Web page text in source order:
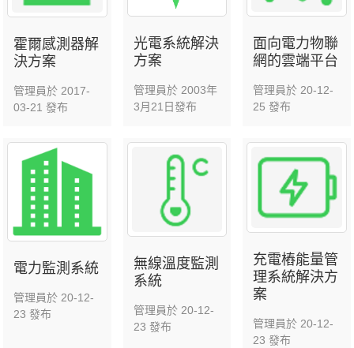
霍爾感測器解
決方案
管理員於 2017-
03-21 發布
光電系統解決
方案
管理員於 2003年
3月21日發布
面向電力物聯
網的雲端平台
管理員於 20-12-
25 發布
電力監測系統
管理員於 20-12-
23 發布
無線溫度監測
系統
管理員於 20-12-
23 發布
充電樁能量管
理系統解決方
案
管理員於 20-12-
23 發布